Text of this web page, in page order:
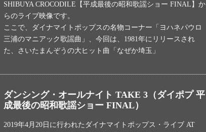
SHIBUYA CROCODILE【平成最後の昭和歌謡ショー FINAL】か
らのライブ映像です。
ここで、ダイナマイトポップスの名物コーナー「ヨハネパウロ
三浦のマニアック歌謡曲」、今回は、1981年にリリースされ
た、さいたまんぞうの大ヒット曲「なぜか埼玉」
ダンシング・オールナイト TAKE 3（ダイポプ 平
成最後の昭和歌謡ショー FINAL）
2019年4月20日に行われたダイナマイトポップス・ライブ AT